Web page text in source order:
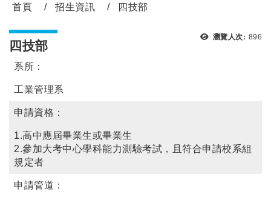
首頁
招生資訊 四技部
瀏覽人次: 瀏覽
896
四技部
系所：
工業管理系
申請資格：
1.高中應屆畢業生或畢業生
2.參加大考中心學科能力測驗考試，且符合申請校系組
規定者
申請管道：